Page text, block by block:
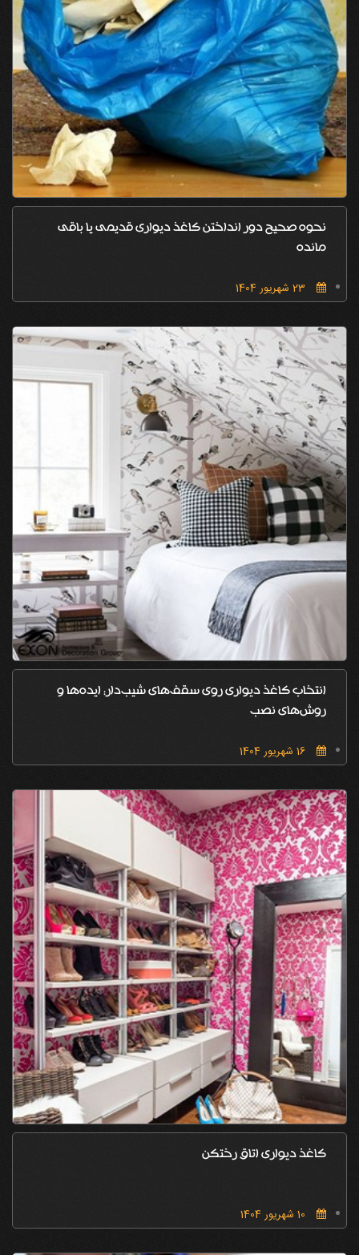
نحوه صحیح دور انداختن کاغذ دیواری قدیمی یا باقی
مانده
انتخاب کاغذ دیواری روی سقف‌های شیب‌دار: ایده‌ها و
روش‌های نصب
کاغذ دیواری اتاق رختکن